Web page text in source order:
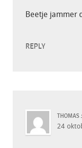
Beetje jammer
REPLY
THOMAS
24